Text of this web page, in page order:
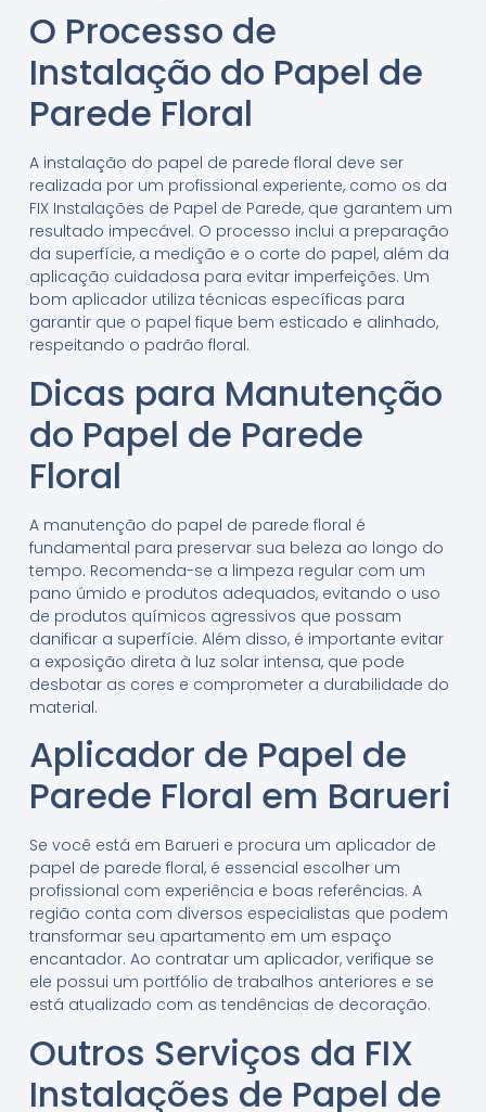
O Processo de
Instalação do Papel de
Parede Floral
A instalação do papel de parede floral deve ser
realizada por um profissional experiente, como os da
FIX Instalações de Papel de Parede, que garantem um
resultado impecável. O processo inclui a preparação
da superfície, a medição e o corte do papel, além da
aplicação cuidadosa para evitar imperfeições. Um
bom aplicador utiliza técnicas específicas para
garantir que o papel fique bem esticado e alinhado,
respeitando o padrão floral.
Dicas para Manutenção
do Papel de Parede
Floral
A manutenção do papel de parede floral é
fundamental para preservar sua beleza ao longo do
tempo. Recomenda-se a limpeza regular com um
pano úmido e produtos adequados, evitando o uso
de produtos químicos agressivos que possam
danificar a superfície. Além disso, é importante evitar
a exposição direta à luz solar intensa, que pode
desbotar as cores e comprometer a durabilidade do
material.
Aplicador de Papel de
Parede Floral em Barueri
Se você está em Barueri e procura um aplicador de
papel de parede floral, é essencial escolher um
profissional com experiência e boas referências. A
região conta com diversos especialistas que podem
transformar seu apartamento em um espaço
encantador. Ao contratar um aplicador, verifique se
ele possui um portfólio de trabalhos anteriores e se
está atualizado com as tendências de decoração.
Outros Serviços da FIX
Instalações de Papel de